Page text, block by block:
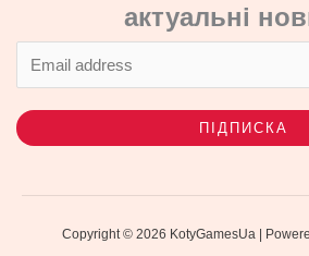
актуальні
ПІДПИСКА
Copyright © 2026 KotyGamesUa |